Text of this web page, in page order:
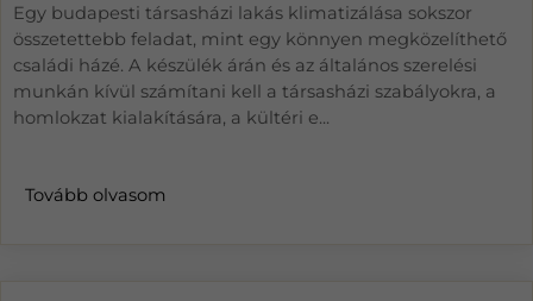
Egy budapesti társasházi lakás klimatizálása sokszor
összetettebb feladat, mint egy könnyen megközelíthető
családi házé. A készülék árán és az általános szerelési
munkán kívül számítani kell a társasházi szabályokra, a
homlokzat kialakítására, a kültéri e...
Tovább olvasom